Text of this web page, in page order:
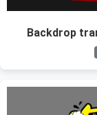
Backdrop